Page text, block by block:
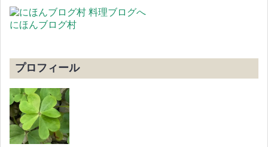
にほんブログ村
プロフィール